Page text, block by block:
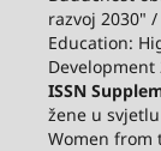
razvoj 2030" /
Education:
Development
ISSN
žene u svjetlu
Women from